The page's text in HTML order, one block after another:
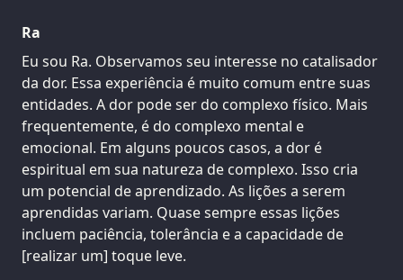
Ra
Eu sou Ra. Observamos seu interesse no catalisador
da dor. Essa experiência é muito comum entre suas
entidades. A dor pode ser do complexo físico. Mais
frequentemente, é do complexo mental e
emocional. Em alguns poucos casos, a dor é
espiritual em sua natureza de complexo. Isso cria
um potencial de aprendizado. As lições a serem
aprendidas variam. Quase sempre essas lições
incluem paciência, tolerância e a capacidade de
[realizar um] toque leve.